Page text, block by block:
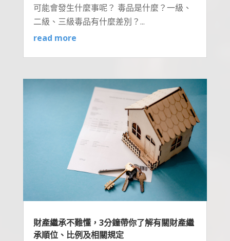
可能會發生什麼事呢？ 毒品是什麼？一級、
二級、三級毒品有什麼差別？...
read more
財產繼承不難懂，3分鐘帶你了解有關財產繼
承順位、比例及相關規定